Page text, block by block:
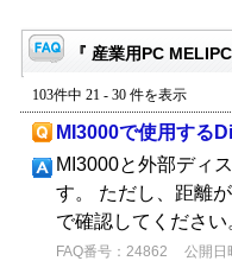
『 産業用PC
103件中 21 - 30 件を表示
MI3000で使用する
MI3000と外部ディ
す。 ただし、距離
で確認してくださ
FAQ番号：24862
公開日